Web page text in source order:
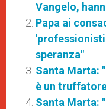
Vangelo,
Papa ai
speranza"
Santa Marta:
è un
Santa Marta: